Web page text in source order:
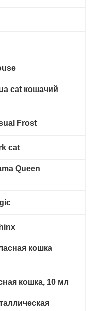
cat кошачий
Frost
cat
Queen
кошка
кошка, 10 мл